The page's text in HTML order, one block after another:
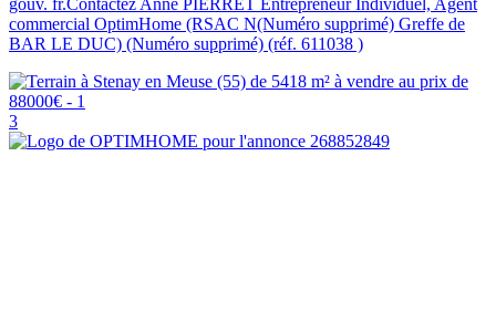
commercial OptimHome (RSAC N(Numéro supprimé) Greffe de
BAR LE DUC) (Numéro supprimé) (réf. 611038 )
3